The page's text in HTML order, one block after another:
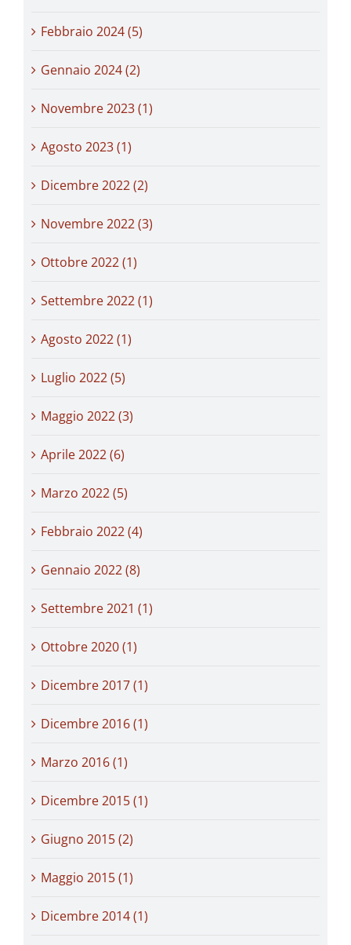
Febbraio 2024 (5)
Gennaio 2024 (2)
Novembre 2023 (1)
Agosto 2023 (1)
Dicembre 2022 (2)
Novembre 2022 (3)
Ottobre 2022 (1)
Settembre 2022 (1)
Agosto 2022 (1)
Luglio 2022 (5)
Maggio 2022 (3)
Aprile 2022 (6)
Marzo 2022 (5)
Febbraio 2022 (4)
Gennaio 2022 (8)
Settembre 2021 (1)
Ottobre 2020 (1)
Dicembre 2017 (1)
Dicembre 2016 (1)
Marzo 2016 (1)
Dicembre 2015 (1)
Giugno 2015 (2)
Maggio 2015 (1)
Dicembre 2014 (1)